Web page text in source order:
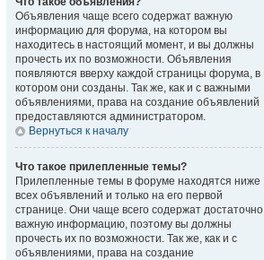
Объявления чаще всего содержат важную
информацию для форума, на котором вы
находитесь в настоящий момент, и вы должны
прочесть их по возможности. Объявления
появляются вверху каждой страницы форума, в
котором они созданы. Так же, как и с важными
объявлениями, права на создание объявлений
предоставляются администратором.
Вернуться к началу
Что такое прилепленные темы?
Прилепленные темы в форуме находятся ниже
всех объявлений и только на его первой
странице. Они чаще всего содержат достаточно
важную информацию, поэтому вы должны
прочесть их по возможности. Так же, как и с
объявлениями, права на создание